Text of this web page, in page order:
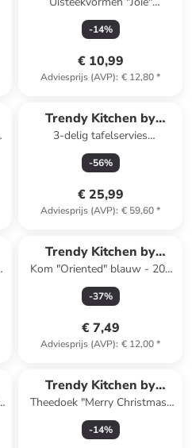
EXCÉLSA
groen/rood/bruin - 3 stuks
-14%
€ 10,99
Adviesprijs (AVP): € 12,80*
Trendy Kitchen by
EXCÉLSA
3-delig tafelservies
"Faune&Flore" wit/zwart
-56%
€ 25,99
Adviesprijs (AVP): € 59,60*
Trendy Kitchen by
EXCÉLSA
Kom "Oriented" blauw - 200
ml
-37%
€ 7,49
Adviesprijs (AVP): € 12,00*
Trendy Kitchen by
EXCÉLSA
Theedoek "Merry Christmas"
rood/wit - (L)70 x (B)50 cm
-14%